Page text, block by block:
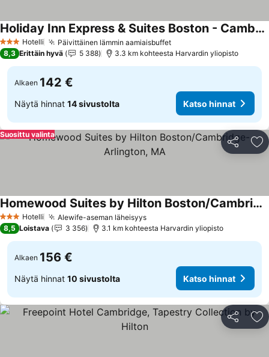
3 Tähtiluokitus
Hotelli Päivittäinen lämmin aamiaisbuffet
Holiday Inn Express & Suites Boston - Cambridge By Ihg
8,3 Erittäin hyvä 5 388 3.3 km kohteesta Harvardin yliopisto
Alkaen 142 €
Näytä hinnat 14 sivustolta Katso hinnat
Jaa
Suosittu valinta
3 Tähtiluokitus
Hotelli Alewife-aseman läheisyys
Homewood Suites by Hilton Boston/Cambridge-Arlington, MA
8,5 Loistava 3 356 3.1 km kohteesta Harvardin yliopisto
Alkaen 156 €
Näytä hinnat 10 sivustolta Katso hinnat
Jaa